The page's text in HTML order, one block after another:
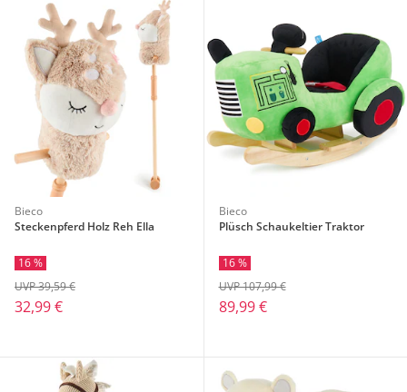
Bieco
Steckenpferd Holz Reh Ella
16 %
32,99 €
UVP 39,59 €
Bieco
Plüsch Schaukeltier Traktor
16 %
89,99 €
UVP 107,99 €